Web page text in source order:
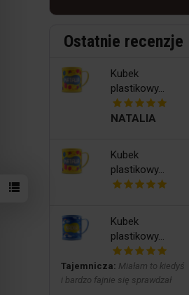
Ostatnie recenzje
Kubek
plastikowy...
NATALIA
Kubek
plastikowy...
Kubek
plastikowy...
Tajemnicza: Miałam to kiedyś
i bardzo fajnie się sprawdzał